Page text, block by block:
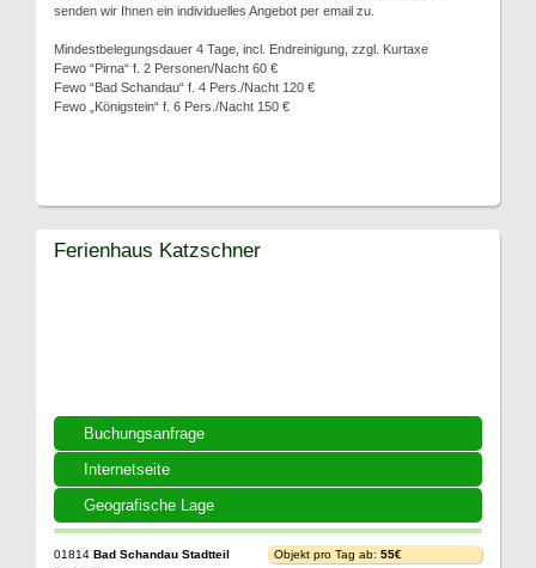
senden wir Ihnen ein individuelles Angebot per email zu.
Mindestbelegungsdauer 4 Tage, incl. Endreinigung, zzgl. Kurtaxe
Fewo “Pirna“ f. 2 Personen/Nacht 60 €
Fewo “Bad Schandau“ f. 4 Pers./Nacht 120 €
Fewo „Königstein“ f. 6 Pers./Nacht 150 €
Buchungsanfrage
Internetseite
Geografische Lage
Ferienhaus Katzschner
01814 Bad Schandau Stadtteil
Objekt pro Tag ab: 55€